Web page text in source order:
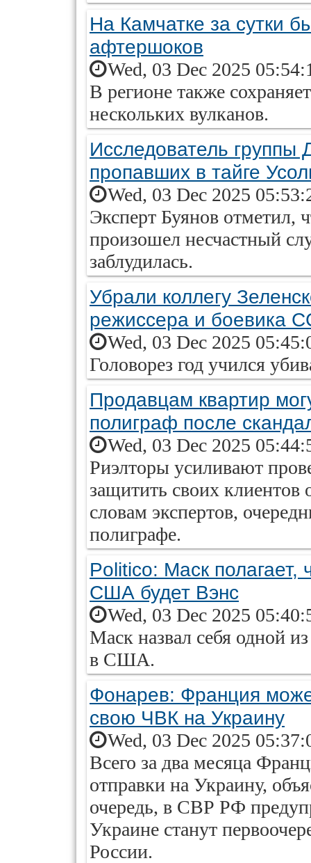
На Камчатке за сутки
афтершоков
Wed, 03 Dec 2025
В регионе также
нескольких вулканов.
Исследователь группы
пропавших в тайге
Wed, 03 Dec 2025
Эксперт Буянов отметил,
произошел несчастный
заблудилась.
Убрали коллегу
режиссера и боевика
Wed, 03 Dec 2025
Головорез год учился
Продавцам квартир
полиграф после
Wed, 03 Dec 2025
Риэлторы усиливают
защитить своих
словам экспертов,
полиграфе.
Politico: Маск
США будет Вэнс
Wed, 03 Dec 2025
Маск назвал себя одной
в США.
Фонарев: Франция
свою ЧВК на Украину
Wed, 03 Dec 2025
Всего за два месяца
отправки на Украину,
очередь, в СВР РФ
Украине станут
России.